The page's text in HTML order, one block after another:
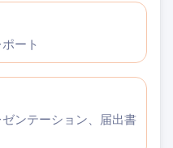
ート
ンテーション、届出書